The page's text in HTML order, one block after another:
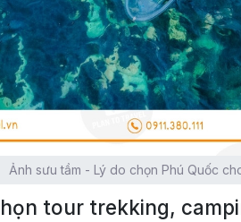
Ảnh sưu tầm - Lý do chọn Phú Quốc
tour trekking,